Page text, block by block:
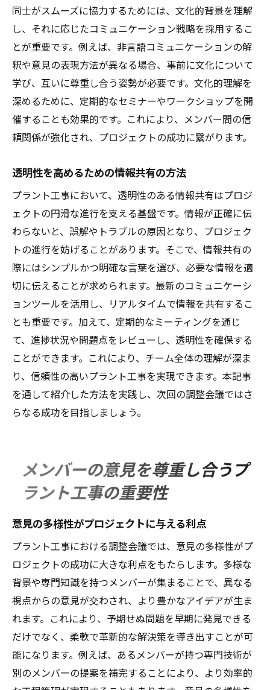
同士がスムーズに協力するためには、文化的背景を理解
し、それに応じたコミュニケーション戦略を採用するこ
とが重要です。例えば、非言語コミュニケーションの解
釈や意見の表現方法が異なる場合、事前に文化について
学び、互いに尊重し合う姿勢が必要です。文化的理解を
深めるために、定期的なセミナーやワークショップを開
催することも効果的です。これにより、メンバー間の信
頼関係が強化され、プロジェクトの成功に繋がります。
透明性を高めるための情報共有の方法
プラント工事において、透明性のある情報共有はプロジ
ェクトの円滑な進行を支える基盤です。情報が正確に伝
わらないと、誤解やトラブルの原因となり、プロジェク
トの進行を妨げることがあります。そこで、情報共有の
際にはシンプルかつ明確な言葉を選び、必要な情報を適
切に伝えることが求められます。最新のコミュニケーシ
ョンツールを活用し、リアルタイムで情報を共有するこ
とも重要です。加えて、定期的なミーティングを通じ
て、進捗状況や問題点をレビューし、透明性を確保する
ことができます。これにより、チーム全体の理解が深ま
り、信頼性の高いプラント工事を実現できます。本記事
を通して紹介した方法を実践し、次回の調整会議ではさ
らなる成功を目指しましょう。
メンバーの意見を尊重し合うプ
ラント工事の重要性
意見の多様性がプロジェクトに与える利点
プラント工事における調整会議では、意見の多様性がプ
ロジェクトの成功に大きな利点をもたらします。多様な
背景や専門知識を持つメンバーが集まることで、異なる
視点からの意見が交わされ、より豊かなアイデアが生ま
れます。これにより、予期せぬ問題を早期に発見できる
だけでなく、柔軟で革新的な解決策を導き出すことが可
能になります。例えば、あるメンバーが持つ専門技術が
別のメンバーの提案を補完することにより、より効率的